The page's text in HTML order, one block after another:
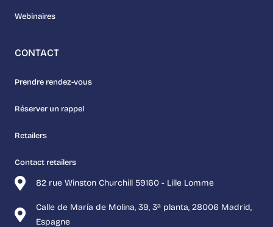
82 rue Winston Churchill 59160 - Lille Lomme
Calle de María de Molina, 39, 3ª planta, 28006 Madrid,
Espagne
Webinaires
CONTACT
Prendre rendez-vous
Réserver un rappel
Retailers
Contact retailers